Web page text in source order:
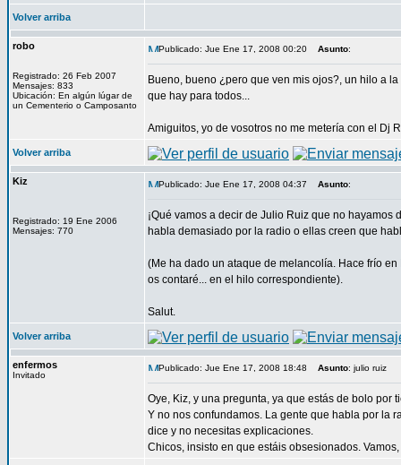
Volver arriba
robo
Registrado: 26 Feb 2007
Mensajes: 833
Ubicación: En algún lúgar de
un Cementerio o Camposanto
Publicado: Jue Ene 17, 2008 00:20 Asunto:
Bueno, bueno ¿pero que ven mis ojos?, un hilo a
que hay para todos...
Amiguitos, yo de vosotros no me metería con el Dj
Volver arriba
Kiz
Registrado: 19 Ene 2006
Mensajes: 770
Publicado: Jue Ene 17, 2008 04:37 Asunto:
¡Qué vamos a decir de Julio Ruiz que no
habla demasiado por la radio o ellas creen que
(Me ha dado un ataque de melancolía. Hace frío
os contaré... en el hilo correspondiente).
Salut.
Volver arriba
enfermos
Invitado
Publicado: Jue Ene 17, 2008 18:48 Asunto: julio ruiz
Oye, Kiz, y una pregunta, ya que estás de bolo por
Y no nos confundamos. La gente que habla por la
dice y no necesitas explicaciones.
Chicos, insisto en que estáis obsesionados.